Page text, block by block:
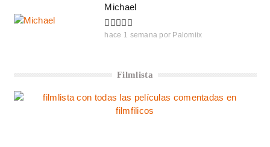
Michael
hace 1 semana por Palomiix
Filmlista